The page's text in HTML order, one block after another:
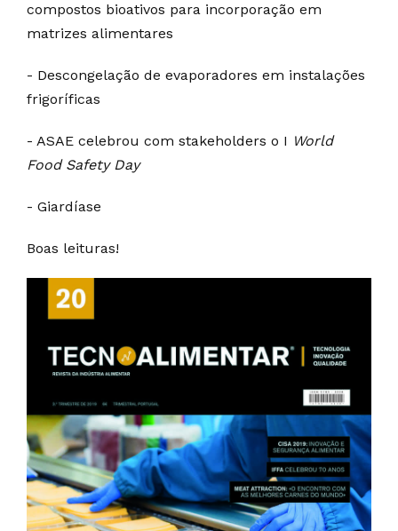
compostos bioativos para incorporação em
matrizes alimentares
- Descongelação de evaporadores em instalações
frigoríficas
- ASAE celebrou com stakeholders o I World
Food Safety Day
- Giardíase
Boas leituras!